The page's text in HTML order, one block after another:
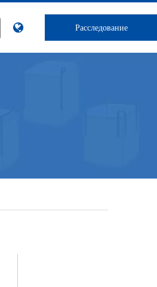
Расследование